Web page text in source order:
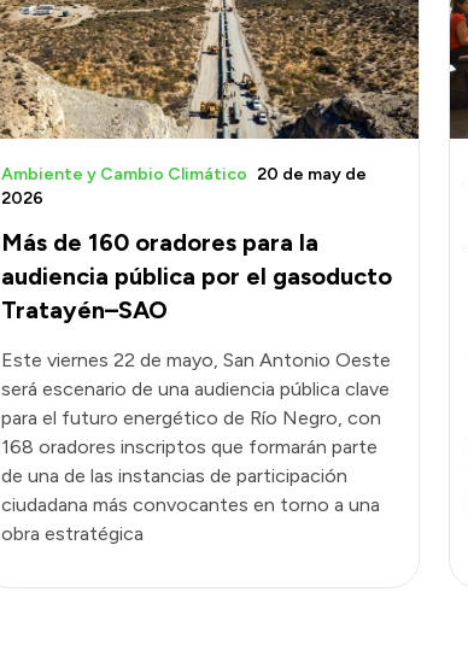
Más de 160 oradores para la
audiencia pública por el gasoducto
Tratayén–SAO
Ambiente y Cambio Climático 20 de may de
2026
Este viernes 22 de mayo, San Antonio Oeste
será escenario de una audiencia pública clave
para el futuro energético de Río Negro, con
168 oradores inscriptos que formarán parte
de una de las instancias de participación
ciudadana más convocantes en torno a una
obra estratégica